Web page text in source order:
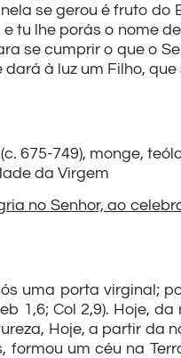
se gerou é fruto do
e tu lhe porás o nome
se cumprir o que o
à luz um Filho, que
675-749), monge,
da Virgem
no Senhor, ao
uma porta virginal;
1,6; Col 2,9). Hoje,
Hoje, a partir da
formou um céu na